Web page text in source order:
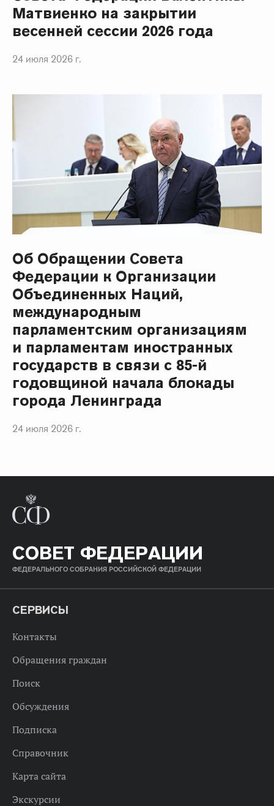
Матвиенко на закрытии
весенней сессии 2026 года
24 июля 2026 г.
Об Обращении Совета
Федерации к Организации
Объединенных Наций,
международным
парламентским организациям
и парламентам иностранных
государств в связи с 85-й
годовщиной начала блокады
города Ленинграда
24 июля 2026 г.
СОВЕТ ФЕДЕРАЦИИ
ФЕДЕРАЛЬНОГО СОБРАНИЯ РОССИЙСКОЙ ФЕДЕРАЦИИ
СЕРВИСЫ
Контакты
Обращения граждан
Поиск
Обсуждения
Подписка
Справочник
Карта сайта
Экскурсии